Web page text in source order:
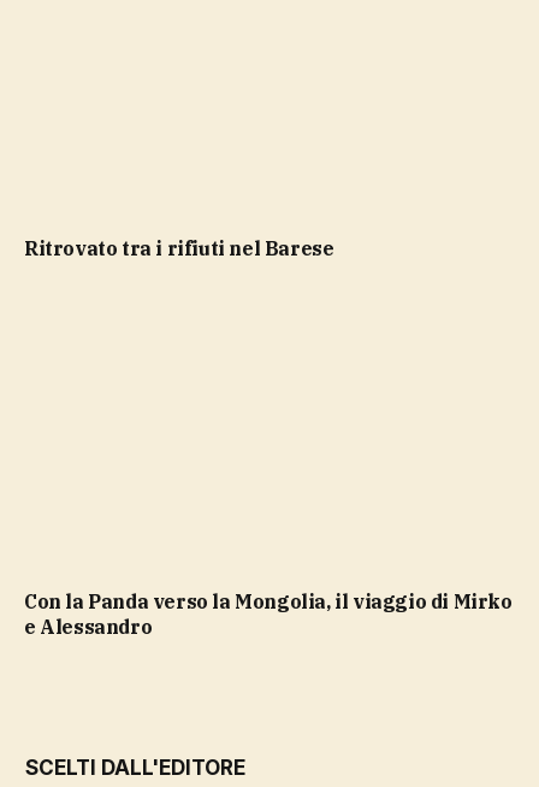
ritrovato tra i rifiuti nel Barese
Con la Panda verso la Mongolia, il viaggio di Mirko
e Alessandro
SCELTI DALL'EDITORE